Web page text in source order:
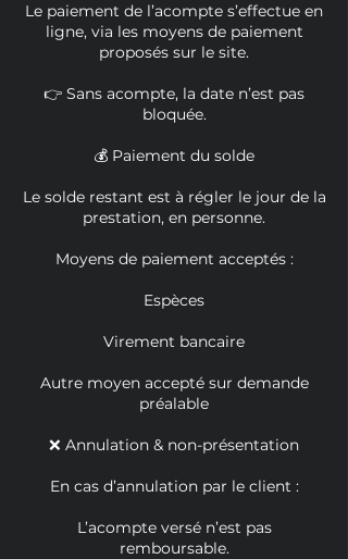
Le paiement de l’acompte s’effectue en
ligne, via les moyens de paiement
proposés sur le site.
👉 Sans acompte, la date n’est pas
bloquée.
💰 Paiement du solde
Le solde restant est à régler le jour de la
prestation, en personne.
Moyens de paiement acceptés :
Espèces
Virement bancaire
Autre moyen accepté sur demande
préalable
❌ Annulation & non-présentation
En cas d’annulation par le client :
L’acompte versé n’est pas
remboursable.